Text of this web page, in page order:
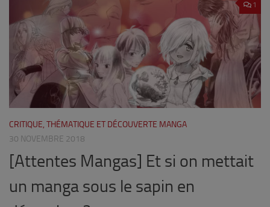
1
CRITIQUE, THÉMATIQUE ET DÉCOUVERTE MANGA
30 NOVEMBRE 2018
[Attentes Mangas] Et si on mettait
un manga sous le sapin en